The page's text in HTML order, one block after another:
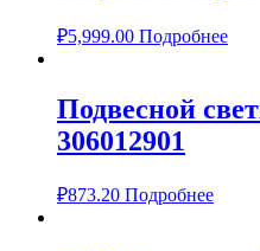
₽5,999.00 Подробнее
Подвесной
306012901
₽873.20 Подробнее